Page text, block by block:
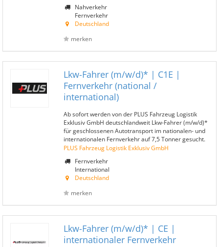
Nahverkehr
Fernverkehr
Deutschland
merken
Lkw-Fahrer (m/w/d)* | C1E |
Fernverkehr (national /
international)
Ab sofort werden von der PLUS Fahrzeug Logistik
Exklusiv GmbH deutschlandweit Lkw-Fahrer (m/w/d)*
für geschlossenen Autotransport im nationalen- und
internationalen Fernverkehr auf 7,5 Tonner gesucht.
PLUS Fahrzeug Logistik Exklusiv GmbH
Fernverkehr
International
Deutschland
merken
Lkw-Fahrer (m/w/d)* | CE |
internationaler Fernverkehr